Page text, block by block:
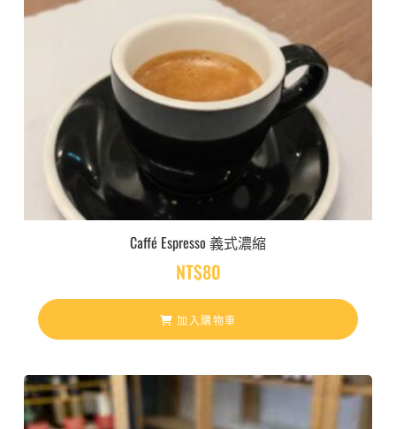
Caffé Espresso 義式濃縮
NT$80
加入購物車